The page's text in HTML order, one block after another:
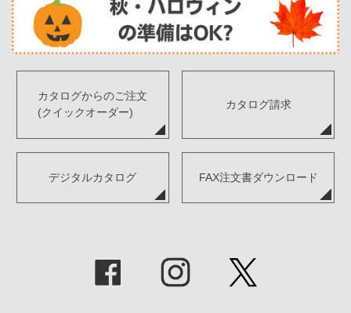
カタログからのご注文
(クイックオーダー)
カタログ請求
デジタルカタログ FAX注文書ダウンロード